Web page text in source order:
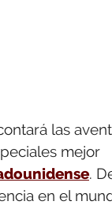
las
mejor
.
en el